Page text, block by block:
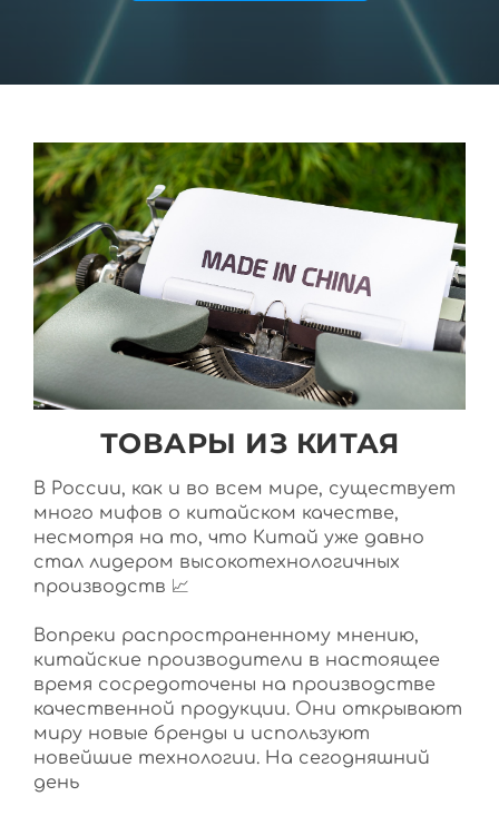
ТОВАРЫ ИЗ КИТАЯ
В России, как и во всем мире, существует
много мифов о китайском качестве,
несмотря на то, что Китай уже давно
стал лидером высокотехнологичных
производств 📈
Вопреки распространенному мнению,
китайские производители в настоящее
время сосредоточены на производстве
качественной продукции. Они открывают
миру новые бренды и используют
новейшие технологии. На сегодняшний
день